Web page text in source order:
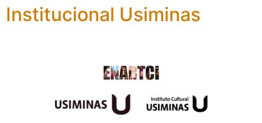
Institucional Usiminas